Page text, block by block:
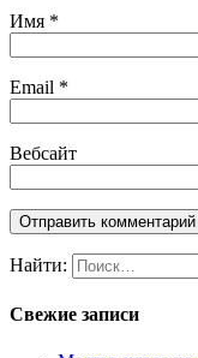
Имя *
Email *
Вебсайт
Найти:
Свежие записи